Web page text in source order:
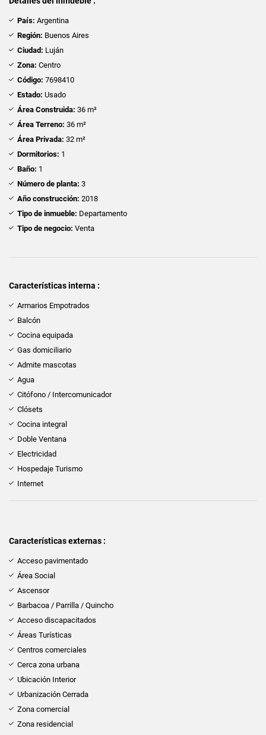
País: Argentina
Región: Buenos Aires
Ciudad: Luján
Zona: Centro
Código: 7698410
Estado: Usado
Área Construida: 36 m²
Área Terreno: 36 m²
Área Privada: 32 m²
Dormitorios: 1
Baño: 1
Número de planta: 3
Año construcción: 2018
Tipo de inmueble: Departamento
Tipo de negocio: Venta
Características interna :
Armarios Empotrados
Balcón
Cocina equipada
Gas domiciliario
Admite mascotas
Agua
Citófono / Intercomunicador
Clósets
Cocina integral
Doble Ventana
Electricidad
Hospedaje Turismo
Internet
Características externas :
Acceso pavimentado
Área Social
Ascensor
Barbacoa / Parrilla / Quincho
Acceso discapacitados
Áreas Turísticas
Centros comerciales
Cerca zona urbana
Ubicación Interior
Urbanización Cerrada
Zona comercial
Zona residencial